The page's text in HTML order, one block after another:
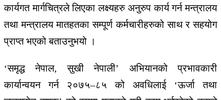
कार्यगत मार्गचित्रले लिएका लक्ष्यहरु अनुरुप कार्य गर्न मन्त्रालय
तथा मन्त्रालय मातहतका सम्पूर्ण कर्मचारीहरुको साथ र सहयोग
प्राप्त भएको बताउनुभयो ।
‘समृद्ध नेपाल, सुखी नेपाली’ अभियानको प्रभावकारी
कार्यान्वयन गर्न २०७५–८५ को अवधिलाई ‘ऊर्जा तथा